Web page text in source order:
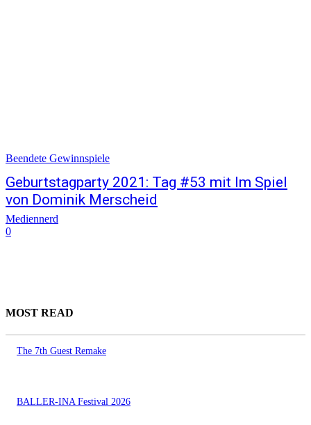
Beendete Gewinnspiele
Geburtstagparty 2021: Tag #53 mit Im Spiel
von Dominik Merscheid
Mediennerd
0
MOST READ
The 7th Guest Remake
BALLER-INA Festival 2026